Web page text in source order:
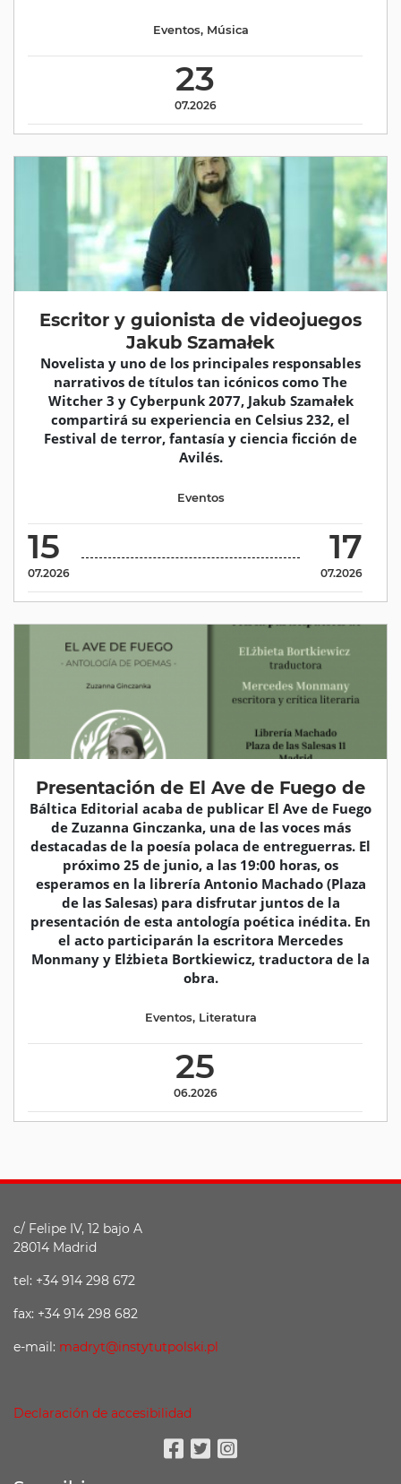
23
07.2026
Eventos, Música
Escritor y guionista de videojuegos
Jakub Szamałek
Novelista y uno de los principales responsables
narrativos de títulos tan icónicos como The
Witcher 3 y Cyberpunk 2077, Jakub Szamałek
compartirá su experiencia en Celsius 232, el
Festival de terror, fantasía y ciencia ficción de
Avilés.
15
07.2026
17
07.2026
Eventos
Presentación de El Ave de Fuego de
Báltica Editorial acaba de publicar El Ave de Fuego
de Zuzanna Ginczanka, una de las voces más
destacadas de la poesía polaca de entreguerras. El
próximo 25 de junio, a las 19:00 horas, os
esperamos en la librería Antonio Machado (Plaza
de las Salesas) para disfrutar juntos de la
presentación de esta antología poética inédita. En
el acto participarán la escritora Mercedes
Monmany y Elżbieta Bortkiewicz, traductora de la
obra.
25
06.2026
Eventos, Literatura
c/ Felipe IV, 12 bajo A
28014 Madrid
tel: +34 914 298 672
fax: +34 914 298 682
e-mail: madryt@instytutpolski.pl
Declaración de accesibilidad